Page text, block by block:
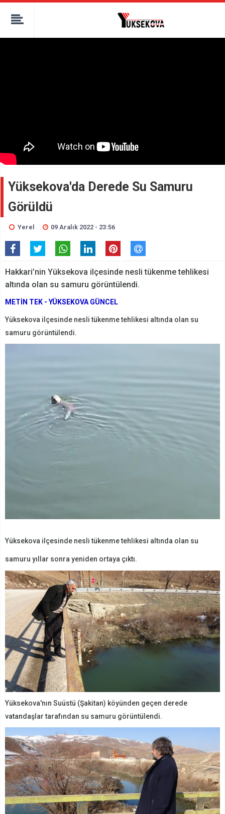
kaçak bahis
deneme bonusu
Yüksekova'da Derede Su Samuru
Görüldü
Yerel 09 Aralık 2022 - 23:56
Hakkari’nin Yüksekova ilçesinde nesli tükenme tehlikesi
altında olan su samuru görüntülendi.
METİN TEK - YÜKSEKOVA GÜNCEL
Yüksekova ilçesinde nesli tükenme tehlikesi altında olan su
samuru görüntülendi.
Yüksekova ilçesinde nesli tükenme tehlikesi altında olan su
samuru yıllar sonra yeniden ortaya çıktı.
Yüksekova'nın Suüstü (Şakitan) köyünden geçen derede
vatandaşlar tarafından su samuru görüntülendi.